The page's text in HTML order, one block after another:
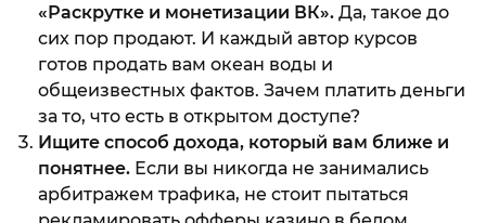
«Раскрутке и монетизации ВК». Да, такое до
сих пор продают. И каждый автор курсов
готов продать вам океан воды и
общеизвестных фактов. Зачем платить деньги
за то, что есть в открытом доступе?
Ищите способ дохода, который вам ближе и
понятнее. Если вы никогда не занимались
арбитражем трафика, не стоит пытаться